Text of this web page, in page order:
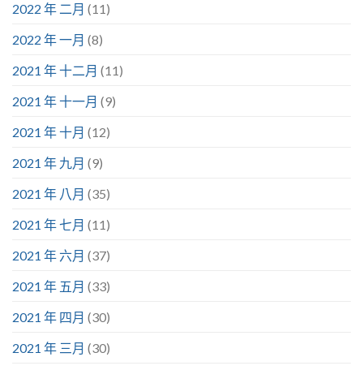
2022 年 二月 (11)
2022 年 一月 (8)
2021 年 十二月 (11)
2021 年 十一月 (9)
2021 年 十月 (12)
2021 年 九月 (9)
2021 年 八月 (35)
2021 年 七月 (11)
2021 年 六月 (37)
2021 年 五月 (33)
2021 年 四月 (30)
2021 年 三月 (30)